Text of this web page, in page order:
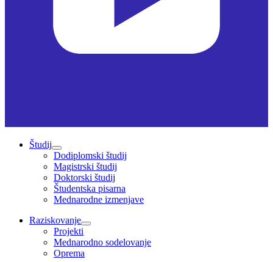
Študij
Dodiplomski študij
Magistrski študij
Doktorski študij
Študentska pisarna
Mednarodne izmenjave
Raziskovanje
Projekti
Mednarodno sodelovanje
Oprema